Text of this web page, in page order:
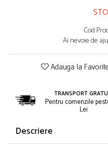
Cod
Ai nevoie de
Adauga la
TRANSPORT
Pentru comenzile
Lei
Descriere